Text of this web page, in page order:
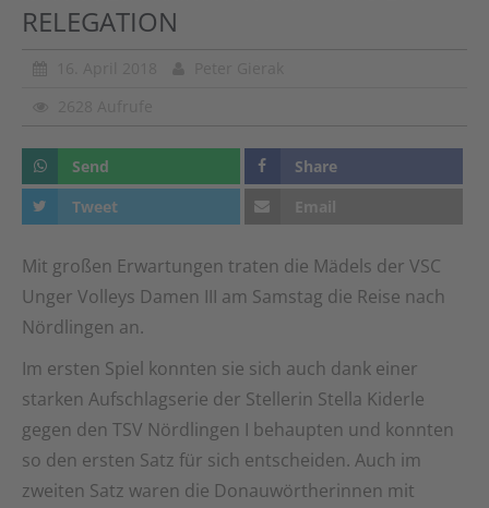
ELEGATION
Send
Share
Tweet
Email
Mit großen Erwartungen traten die Mädels der VSC
Unger Volleys Damen III am Samstag die Reise nach
Nördlingen an.
Im ersten Spiel konnten sie sich auch dank einer
starken Aufschlagserie der Stellerin Stella Kiderle
gegen den TSV Nördlingen I behaupten und konnten
so den ersten Satz für sich entscheiden. Auch im
zweiten Satz waren die Donauwörtherinnen mit